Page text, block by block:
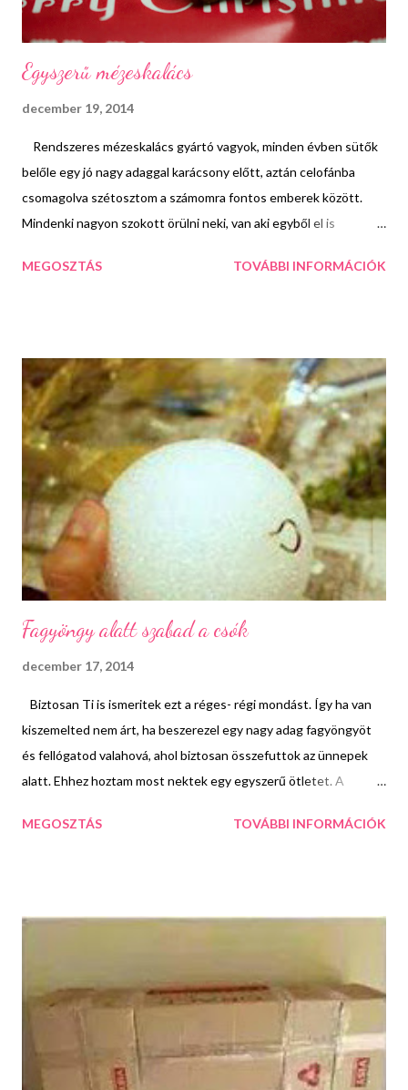
Egyszerű mézeskalács
december 19, 2014
Rendszeres mézeskalács gyártó vagyok, minden évben sütők
belőle egy jó nagy adaggal karácsony előtt, aztán celofánba
csomagolva szétosztom a számomra fontos emberek között.
Mindenki nagyon szokott örülni neki, van aki egyből el is
gyűjtögeti őket. Én mindkettőnek nagyon örülök, mert
hatalmas szeretetet jelent. Tavaly a Dr. Oetker által gyártott
alapport használtam, idén viszont úgy gondoltam, hogy
kipróbálok valami mást. Hosszas nyomozás után végül rátaláltam
egy igazán egyszerű receptre, amit kezdőknek is bátran ajánlok,
mert lehetetlen elrontani. Hozzávalók: 2 bögre liszt fél bögre
porcukor 7 dkg vaj vagy margarin negyed bögre méz 1 tojás 1
teáskanál sütőpor vagy szódabikarbóna 1 csapo...
MEGOSZTÁS TOVÁBBI INFORMÁCIÓK
Fagyöngy alatt szabad a csók
december 17, 2014
Biztosan Ti is ismeritek ezt a réges- régi mondást. Így ha van
kiszemelted nem árt, ha beszerezel egy nagy adag fagyöngyöt
és fellógatod valahová, ahol biztosan összefuttok az ünnepek
alatt. Ehhez hoztam most nektek egy egyszerű ötletet. A
fém akasztóra és valami szép karácsonyi szalagra. Először az
MEGOSZTÁS TOVÁBBI INFORMÁCIÓK